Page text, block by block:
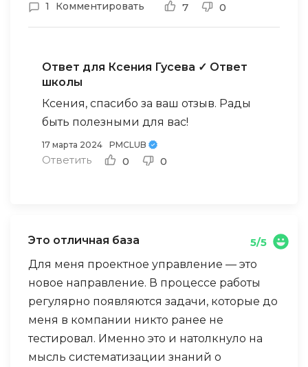
Спасибо! Я очень вдохновлена.
1 Комментировать 7 0
Ответ для Ксения Гусева ✓ Ответ
школы
Ксения, спасибо за ваш отзыв. Рады
быть полезными для вас!
17 марта 2024 PMCLUB
Ответить 0 0
Это отличная база
5/5
Для меня проектное управление — это
новое направление. В процессе работы
регулярно появляются задачи, которые до
меня в компании никто ранее не
тестировал. Именно это и натолкнуло на
мысль систематизации знаний о